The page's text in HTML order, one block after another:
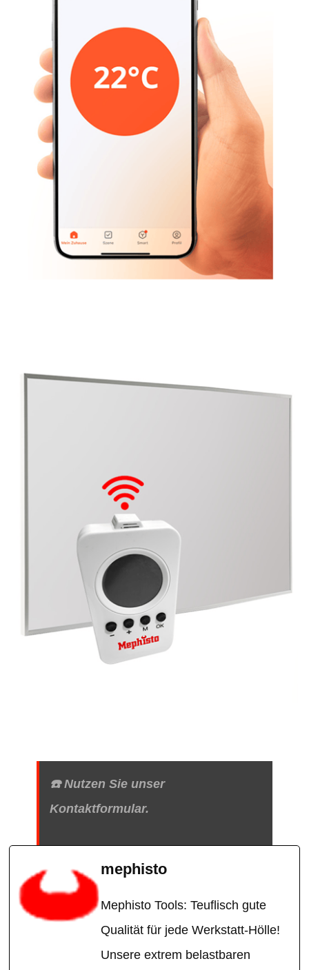
☎️ Nutzen Sie unser
Kontaktformular.
mephisto
Mephisto Tools: Teuflisch gute
Qualität für jede Werkstatt-Hölle!
Unsere extrem belastbaren